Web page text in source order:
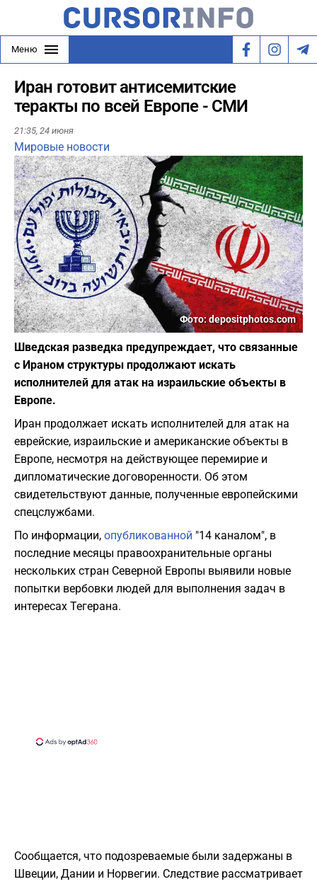
Меню
Иран готовит антисемитские
теракты по всей Европе - СМИ
21:35, 24 июня
Мировые новости
Фото: depositphotos.com
Шведская разведка предупреждает, что связанные
с Ираном структуры продолжают искать
исполнителей для атак на израильские объекты в
Европе.
Иран продолжает искать исполнителей для атак на
еврейские, израильские и американские объекты в
Европе, несмотря на действующее перемирие и
дипломатические договоренности. Об этом
свидетельствуют данные, полученные европейскими
спецслужбами.
По информации, опубликованной "14 каналом", в
последние месяцы правоохранительные органы
нескольких стран Северной Европы выявили новые
попытки вербовки людей для выполнения задач в
интересах Тегерана.
Сообщается, что подозреваемые были задержаны в
Швеции, Дании и Норвегии. Следствие рассматривает